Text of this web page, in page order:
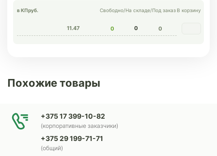
в КПруб. Свободно/На складе/Под заказ В корзину
11.47 0 0 0
Похожие товары
+375 17 399-10-82
(корпоративные заказчики)
+375 29 199-71-71
(общий)